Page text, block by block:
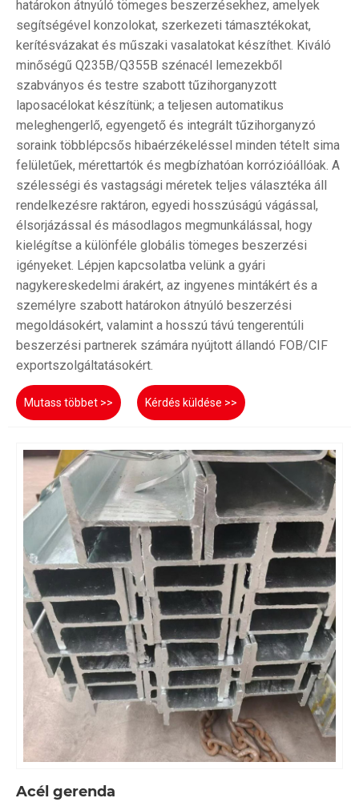
határokon átnyúló tömeges beszerzésekhez, amelyek
segítségével konzolokat, szerkezeti támasztékokat,
kerítésvázakat és műszaki vasalatokat készíthet. Kiváló
minőségű Q235B/Q355B szénacél lemezekből
szabványos és testre szabott tűzihorganyzott
laposacélokat készítünk; a teljesen automatikus
meleghengerlő, egyengető és integrált tűzihorganyzó
soraink többlépcsős hibaérzékeléssel minden tételt sima
felületűek, mérettartók és megbízhatóan korrózióállóak. A
szélességi és vastagsági méretek teljes választéka áll
rendelkezésre raktáron, egyedi hosszúságú vágással,
élsorjázással és másodlagos megmunkálással, hogy
kielégítse a különféle globális tömeges beszerzési
igényeket. Lépjen kapcsolatba velünk a gyári
nagykereskedelmi árakért, az ingyenes mintákért és a
személyre szabott határokon átnyúló beszerzési
megoldásokért, valamint a hosszú távú tengerentúli
beszerzési partnerek számára nyújtott állandó FOB/CIF
exportszolgáltatásokért.
Mutass többet >> Kérdés küldése >>
Acél gerenda